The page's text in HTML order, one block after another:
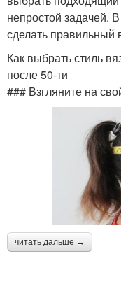
непростой задачей.
сделать правильный
Как выбрать стиль
после 50-ти
### Взгляните на
читать дальше →